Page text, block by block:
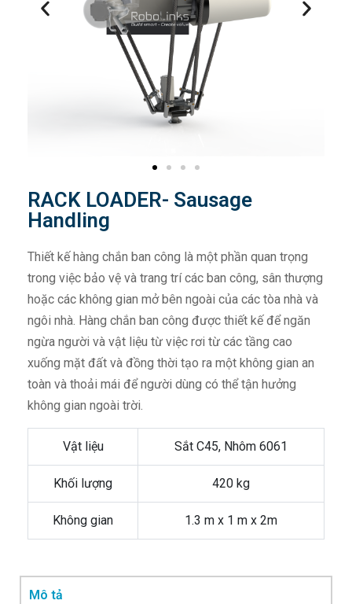
RACK LOADER- Sausage
Handling
Thiết kế hàng chắn ban công là một phần quan trọng
trong việc bảo vệ và trang trí các ban công, sân thượng
hoặc các không gian mở bên ngoài của các tòa nhà và
ngôi nhà. Hàng chắn ban công được thiết kế để ngăn
ngừa người và vật liệu từ việc rơi từ các tầng cao
xuống mặt đất và đồng thời tạo ra một không gian an
toàn và thoải mái để người dùng có thể tận hưởng
không gian ngoài trời.
Vật liệu Sắt C45, Nhôm 6061
Khối lượng 420 kg
Không gian 1.3 m x 1 m x 2m
Mô tả